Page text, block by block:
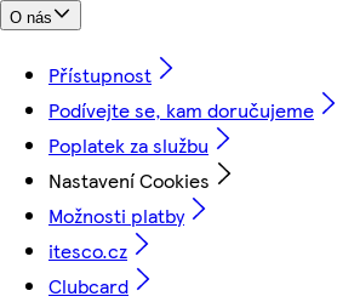
O nás
Přístupnost
Podívejte se, kam doručujeme
Poplatek za službu
Nastavení Cookies
Možnosti platby
itesco.cz
Clubcard